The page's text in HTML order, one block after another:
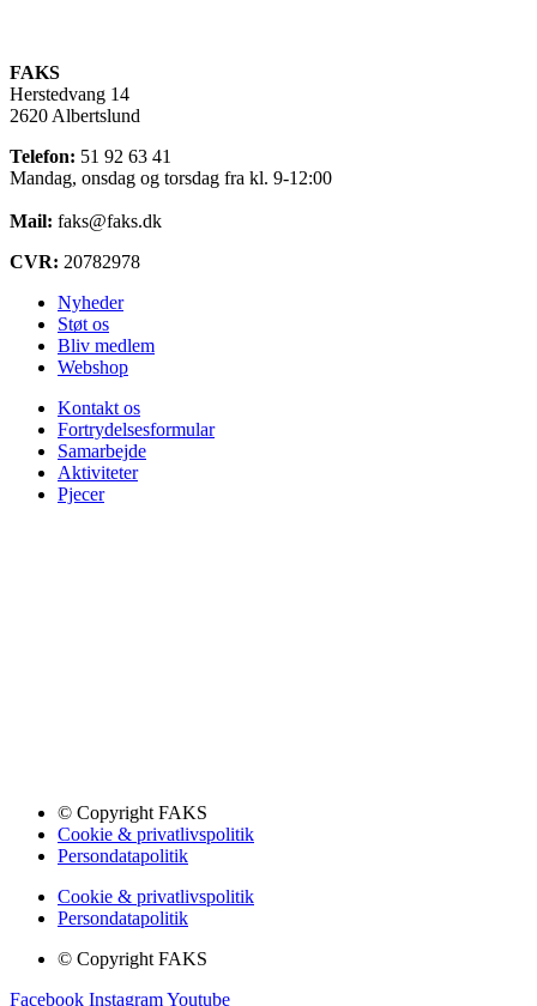
FAKS
Herstedvang 14
2620 Albertslund
Telefon: 51 92 63 41
Mandag, onsdag og torsdag fra kl. 9-12:00
Mail: faks@faks.dk
CVR: 20782978
Nyheder
Støt os
Bliv medlem
Webshop
Kontakt os
Fortrydelsesformular
Samarbejde
Aktiviteter
Pjecer
© Copyright FAKS
Cookie & privatlivspolitik
Persondatapolitik
Cookie & privatlivspolitik
Persondatapolitik
© Copyright FAKS
Facebook InstagramYoutube